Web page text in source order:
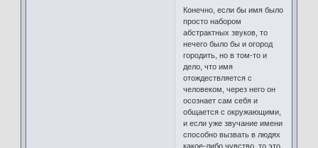
Конечно, если бы имя было
просто набором
абстрактных звуков, то
нечего было бы и огород
городить, но в том-то и
дело, что имя
отождествляется с
человеком, через него он
осознает сам себя и
общается с окружающими,
и если уже звучание имени
способно вызвать в людях
какое-либо чувство, то это